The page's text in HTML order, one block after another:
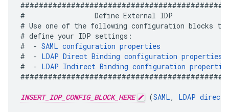
#
Define External IDP
# Use one of the following configuration blocks to
# define your IDP settings :
#
- SAML configuration properties
#
- LDAP Direct Binding configuration properties
#
- LDAP Indirect Binding configuration
INSERT_IDP_CONFIG_BLOCK_HERE (SAML, LDAP direct